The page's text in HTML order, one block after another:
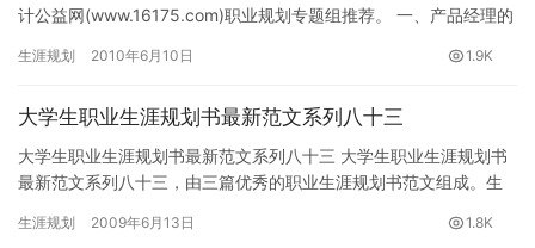
计公益网(www.16175.com)职业规划专题组推荐。 一、产品经理的
生涯规划 2010年6月10日 1.9K
大学生职业生涯规划书最新范文系列八十三
大学生职业生涯规划书最新范文系列八十三 大学生职业生涯规划书
最新范文系列八十三，由三篇优秀的职业生涯规划书范文组成。生
生涯规划 2009年6月13日 1.8K